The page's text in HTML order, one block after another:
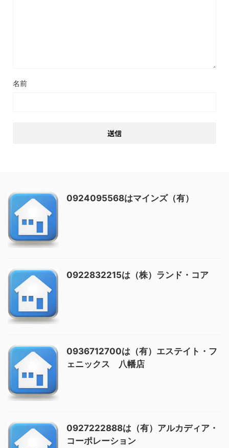
名前
0924095568はマインズ（有）
0922832215は（株）ランド・コア
0936712700は（有）エステイト・フ
ェニックス 八幡店
0927222888は（有）アルカディア・
コーポレーション